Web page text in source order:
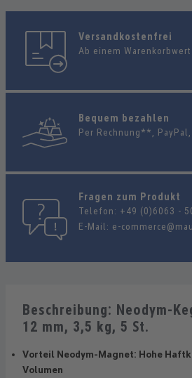
Versandkostenfrei
Ab einem Warenkorbwert
Bequem bezahlen
Per Rechnung**,
Fragen zum Produkt
Telefon: +49 (0)6063 -
E-Mail: e-
Beschreibung: Neodym-
12 mm, 3,5 kg, 5 St.
Vorteil Neodym-Magnet: Hohe
Volumen